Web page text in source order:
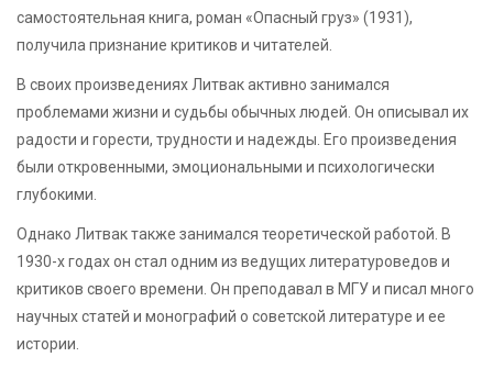
самостоятельная книга, роман «Опасный груз» (1931),
получила признание критиков и читателей.
В своих произведениях Литвак активно занимался
проблемами жизни и судьбы обычных людей. Он описывал их
радости и горести, трудности и надежды. Его произведения
были откровенными, эмоциональными и психологически
глубокими.
Однако Литвак также занимался теоретической работой. В
1930-х годах он стал одним из ведущих литературоведов и
критиков своего времени. Он преподавал в МГУ и писал много
научных статей и монографий о советской литературе и ее
истории.